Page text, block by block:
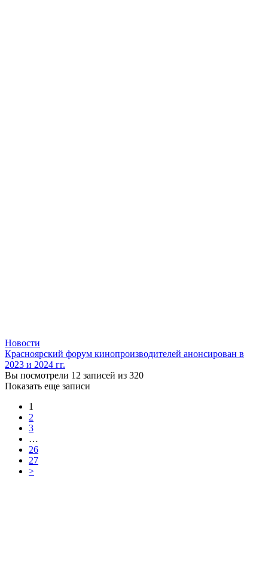
Новости
Красноярский форум кинопроизводителей анонсирован в
2023 и 2024 гг.
Вы посмотрели 12 записей из 320
Показать еще записи
1
2
3
…
26
27
>